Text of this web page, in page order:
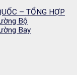
– TỔNG HỢP
Bộ
Bay